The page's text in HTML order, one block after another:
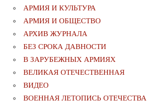
АРМИЯ И КУЛЬТУРА
АРМИЯ И ОБЩЕСТВО
АРХИВ ЖУРНАЛА
БЕЗ СРОКА ДАВНОСТИ
В ЗАРУБЕЖНЫХ АРМИЯХ
ВЕЛИКАЯ ОТЕЧЕСТВЕННАЯ
ВИДЕО
ВОЕННАЯ ЛЕТОПИСЬ ОТЕЧЕСТВА